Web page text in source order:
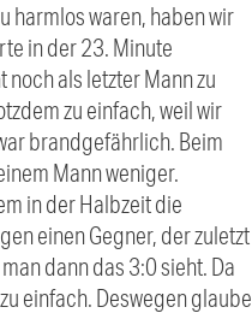
harmlos waren, haben wir
in der 23. Minute
als letzter Mann zu
zu einfach, weil wir
brandgefährlich. Beim
Mann weniger.
in der Halbzeit die
einen Gegner, der zuletzt
dann das 3:0 sieht. Da
einfach. Deswegen glaube